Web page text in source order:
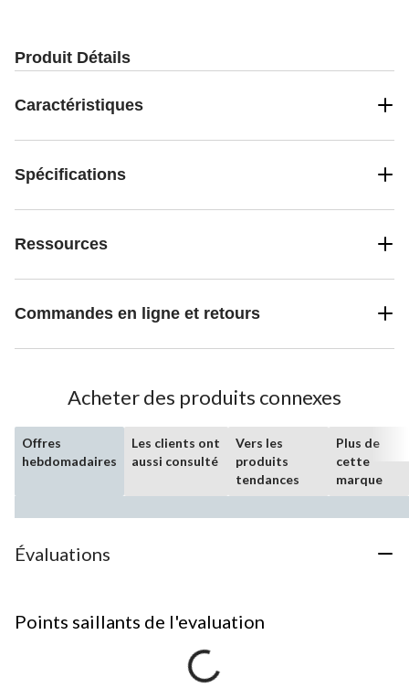
Produit Détails
Caractéristiques
Spécifications
Ressources
Commandes en ligne et retours
Acheter des produits connexes
Offres
hebdomadaires
Les clients ont
aussi consulté
Vers les
produits
tendances
Plus de
cette
marque
Évaluations
Points saillants de l'evaluation